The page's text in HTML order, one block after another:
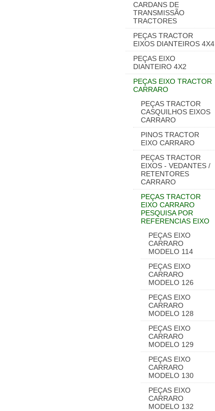
CARDANS DE
TRANSMISSÃO
TRACTORES
PEÇAS TRACTOR
EIXOS DIANTEIROS 4X4
PEÇAS EIXO
DIANTEIRO 4X2
PEÇAS EIXO TRACTOR
CARRARO
PEÇAS TRACTOR
CASQUILHOS EIXOS
CARRARO
PINOS TRACTOR
EIXO CARRARO
PEÇAS TRACTOR
EIXOS - VEDANTES /
RETENTORES
CARRARO
PEÇAS TRACTOR
EIXO CARRARO
PESQUISA POR
REFERENCIAS EIXO
PEÇAS EIXO
CARRARO
MODELO 114
PEÇAS EIXO
CARRARO
MODELO 126
PEÇAS EIXO
CARRARO
MODELO 128
PEÇAS EIXO
CARRARO
MODELO 129
PEÇAS EIXO
CARRARO
MODELO 130
PEÇAS EIXO
CARRARO
MODELO 132